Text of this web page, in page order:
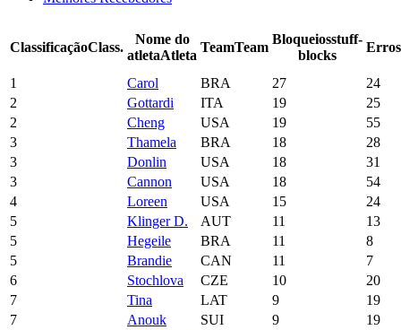
ClassificaçãoClass.
Nome do
atletaAtleta
TeamTeam
Bloqueiosstuff-
blocks
Erros
1 Carol BRA 27
24
2
Gottardi ITA 19
25
2
Cheng USA 19
55
3
Thamela BRA 18
28
3
Donlin USA 18
31
3
Cannon USA 18
54
4
Loreen USA 15
24
5
Klinger D. AUT 11
13
5
Hegeile BRA 11
8
5
Brandie CAN 11
7
6
Stochlova CZE 10
20
7
Tina LAT 9
19
7
Anouk SUI 9
19